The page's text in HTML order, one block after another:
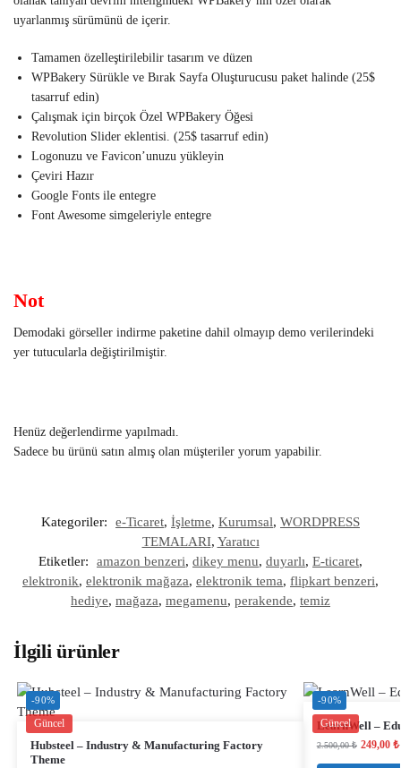
uyarlanmış sürümünü de içerir.
Tamamen özelleştirilebilir tasarım ve düzen
WPBakery Sürükle ve Bırak Sayfa Oluşturucusu paket halinde (25$
tasarruf edin)
Çalışmak için birçok Özel WPBakery Öğesi
Revolution Slider eklentisi. (25$ tasarruf edin)
Logonuzu ve Favicon’unuzu yükleyin
Çeviri Hazır
Google Fonts ile entegre
Font Awesome simgeleriyle entegre
Not
Demodaki görseller indirme paketine dahil olmayıp demo verilerindeki
yer tutucularla değiştirilmiştir.
Henüz değerlendirme yapılmadı.
Sadece bu ürünü satın almış olan müşteriler yorum yapabilir.
Kategoriler: e-Ticaret, İşletme, Kurumsal, WORDPRESS
TEMALARI, Yaratıcı
Etiketler:
amazon benzeri, dikey menu, duyarlı, E-ticaret,
elektronik, elektronik mağaza, elektronik tema, flipkart benzeri,
hediye, mağaza, megamenu, perakende, temiz
İlgili ürünler
-90%
Güncel
Hubsteel – Industry & Manufacturing Factory
Theme
-90%
Güncel
LearnWell –
2.500,00₺ 249,00 ₺